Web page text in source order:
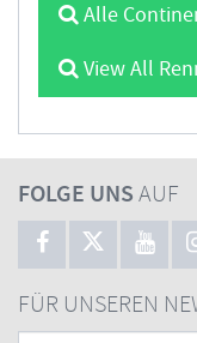
Alle
View All
FOLGE UNSAUF
FÜR UNSEREN